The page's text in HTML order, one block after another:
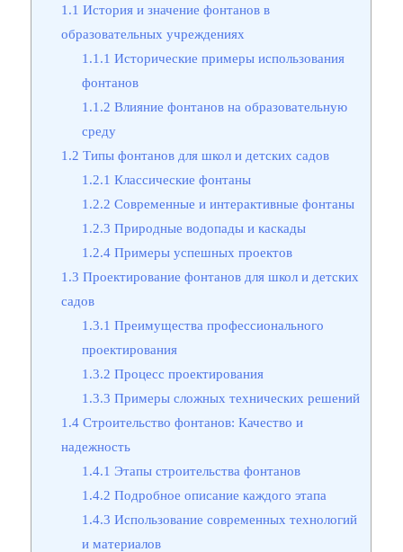
1.1 История и значение фонтанов в
образовательных учреждениях
1.1.1 Исторические примеры использования
фонтанов
1.1.2 Влияние фонтанов на образовательную
среду
1.2 Типы фонтанов для школ и детских садов
1.2.1 Классические фонтаны
1.2.2 Современные и интерактивные фонтаны
1.2.3 Природные водопады и каскады
1.2.4 Примеры успешных проектов
1.3 Проектирование фонтанов для школ и детских
садов
1.3.1 Преимущества профессионального
проектирования
1.3.2 Процесс проектирования
1.3.3 Примеры сложных технических решений
1.4 Строительство фонтанов: Качество и
надежность
1.4.1 Этапы строительства фонтанов
1.4.2 Подробное описание каждого этапа
1.4.3 Использование современных технологий
и материалов